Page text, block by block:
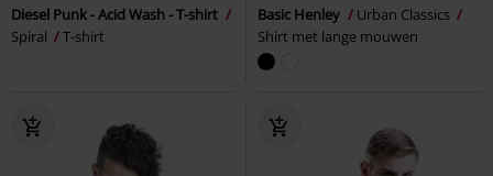
Diesel Punk - Acid Wash - T-shirt
Spiral
T-shirt
Basic Henley
Urban Classics
Shirt met lange mouwen